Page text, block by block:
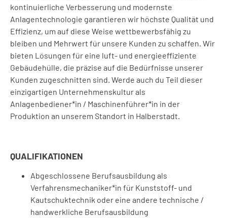
kontinuierliche Verbesserung und modernste
Anlagentechnologie garantieren wir höchste Qualität und
Effizienz, um auf diese Weise wettbewerbsfähig zu
bleiben und Mehrwert für unsere Kunden zu schaffen. Wir
bieten Lösungen für eine luft- und energieeffiziente
Gebäudehülle, die präzise auf die Bedürfnisse unserer
Kunden zugeschnitten sind. Werde auch du Teil dieser
einzigartigen Unternehmenskultur als
Anlagenbediener*in / Maschinenführer*in in der
Produktion an unserem Standort in Halberstadt.
QUALIFIKATIONEN
Abgeschlossene Berufsausbildung als
Verfahrensmechaniker*in für Kunststoff- und
Kautschuktechnik oder eine andere technische /
handwerkliche Berufsausbildung